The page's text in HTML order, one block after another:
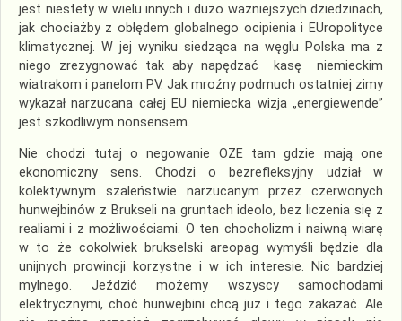
jest niestety w wielu innych i dużo ważniejszych dziedzinach,
jak chociażby z obłędem globalnego ocipienia i EUropolityce
klimatycznej. W jej wyniku siedząca na węglu Polska ma z
niego zrezygnować tak aby napędzać kasę niemieckim
wiatrakom i panelom PV. Jak mroźny podmuch ostatniej zimy
wykazał narzucana całej EU niemiecka wizja „energiewende”
jest szkodliwym nonsensem.
Nie chodzi tutaj o negowanie OZE tam gdzie mają one
ekonomiczny sens. Chodzi o bezrefleksyjny udział w
kolektywnym szaleństwie narzucanym przez czerwonych
hunwejbinów z Brukseli na gruntach ideolo, bez liczenia się z
realiami i z możliwościami. O ten chocholizm i naiwną wiarę
w to że cokolwiek brukselski areopag wymyśli będzie dla
unijnych prowincji korzystne i w ich interesie. Nic bardziej
mylnego. Jeździć możemy wszyscy samochodami
elektrycznymi, choć hunwejbini chcą już i tego zakazać. Ale